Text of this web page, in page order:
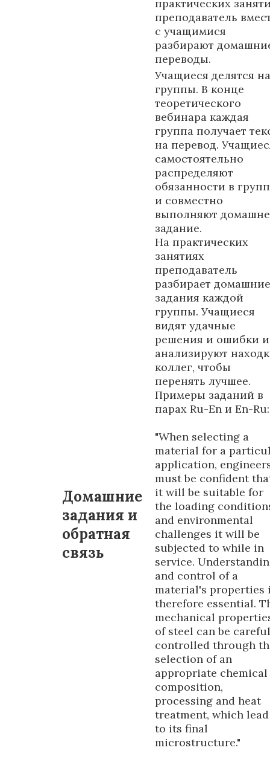
практических
преподаватель
с учащимися
разбирают
переводы.
Домашние
задания и
обратная
связь
Учащиеся делятся на
группы. В конце
теоретического
вебинара каждая
группа получает
на перевод.
самостоятельно
распределяют
обязанности в
и совместно
выполняют
задание.
На практических
занятиях
преподаватель
разбирает домашние
задания каждой
группы. Учащиеся
видят удачные
решения и ошибки и
анализируют
коллег, чтобы
перенять лучшее.
Примеры заданий в
парах Ru-En и En-Ru:
"When selecting a
material for a
application,
must be confident
it will be suitable for
the loading
and environmental
challenges it will be
subjected to while in
service.
and control of a
material's properties
therefore essential.
mechanical
of steel can be
controlled through
selection of an
appropriate chemical
composition,
processing and heat
treatment, which lead
to its final
microstructure."